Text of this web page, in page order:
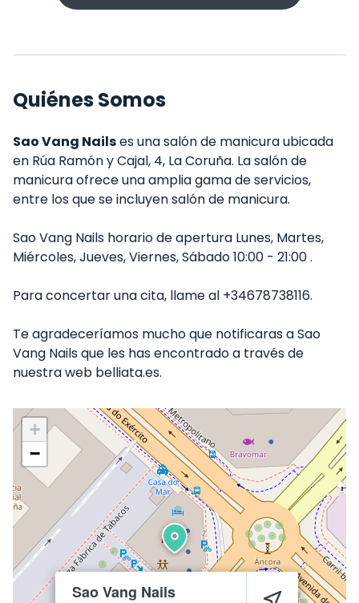
Quiénes Somos
Sao Vang Nailses una salón de manicura ubicada
en Rúa Ramón y Cajal, 4, La Coruña. La salón de
manicura ofrece una amplia gama de servicios,
entre los que se incluyen salón de manicura.
Sao Vang Nails horario de apertura Lunes, Martes,
Miércoles, Jueves, Viernes, Sábado 10:00 - 21:00 .
Para concertar una cita, llame al +34678738116.
Te agradeceríamos mucho que notificaras a Sao
Vang Nails que les has encontrado a través de
nuestra web belliata.es.
Sao Vang Nails
+
−